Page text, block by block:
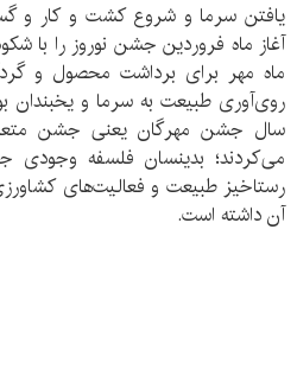
یافتن سرما و شروع كشت و كار و
آغاز ماه فروردین جشن نوروز را با
ماه مهر برای برداشت محصول و
روی‌آوری طبیعت به سرما و
سال جشن مهرگان یعنی جشن متعلق
می‌كردند؛ بدینسان فلسفه وجودی
رستاخیز طبیعت و فعالیت‌های
آن داشته است.